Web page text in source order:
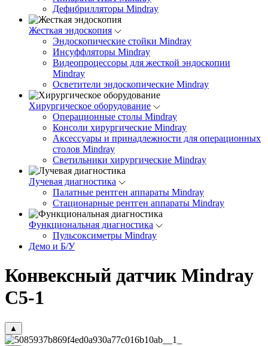
Дефибрилляторы Mindray
Жесткая эндоскопия
Эндоскопические стойки Mindray
Инсуффляторы Mindray
Видеопроцессоры для жесткой эндоскопии
Mindray
Осветители эндоскопические Mindray
Хирургическое оборудование
Операционные столы Mindray
Консоли хирургические Mindray
Аксессуары и принадлежности для операционных
столов Mindray
Светильники хирургические Mindray
Лучевая диагностика
Палатные рентген аппараты Mindray
Стационарные рентген аппараты Mindray
Функциональная диагностика
Пульсоксиметры Mindray
Демо и Б/У
Конвексный датчик Mindray
C5-1
▲